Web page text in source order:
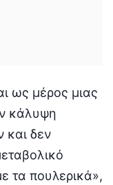
ως μέρος μιας
κάλυψη
και δεν
τα πουλερικά»,